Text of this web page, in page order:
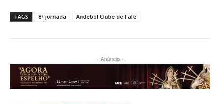
TAGS 8ª jornada Andebol Clube de Fafe
- Anúncio -